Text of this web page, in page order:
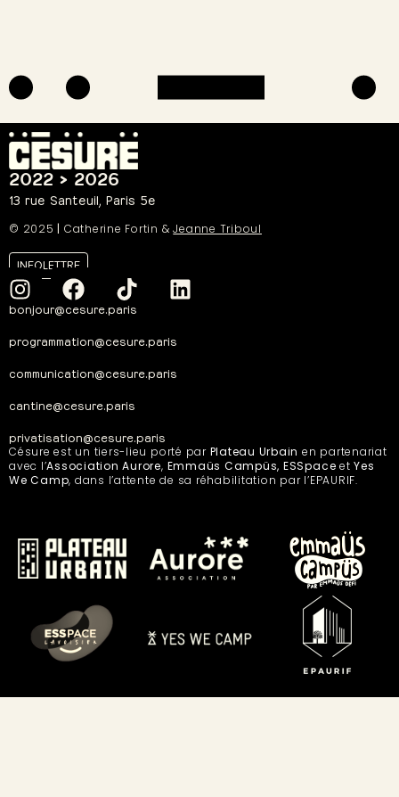
2022 > 2026
13 rue Santeuil, Paris 5e
© 2025 | Catherine Fortin &Jeanne Triboul
INFOLETTRE
bonjour@cesure.paris
programmation@cesure.paris
communication@cesure.paris
cantine@cesure.paris
privatisation@cesure.paris
Césure est un tiers-lieu porté par Plateau Urbain en partenariat
avec l’Association Aurore, Emmaüs Campüs, ESSpaceetYes
We Camp, dans l’attente de sa réhabilitation par l’EPAURIF.